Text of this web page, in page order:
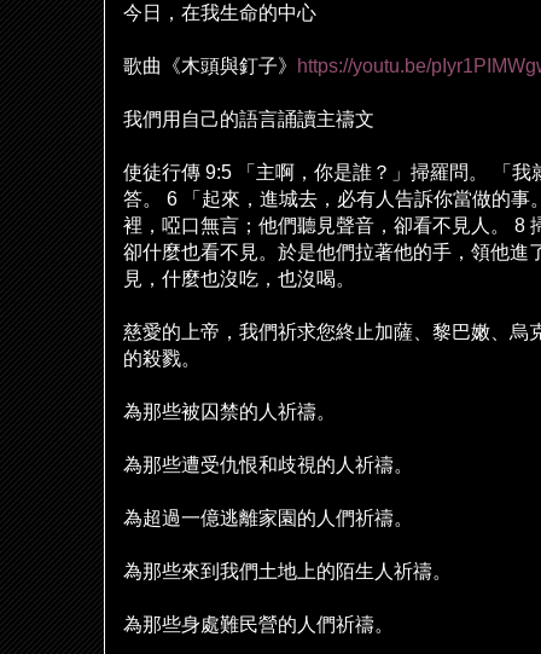
今日，在我生命的中心
歌曲《木頭與釘子》 https://youtu.be/
我們用自己的語言誦讀主禱文
使徒行傳 9:5 「主啊，你是誰？」掃羅問。
「
答。
6
「起來，進城去，必有人告訴你當做的事
裡，啞口無言；他們聽見聲音，卻看不見人。
8
卻什麼也看不見。於是他們拉著他的手，領他進
見，什麼也沒吃，也沒喝。
慈愛的上帝，我們祈求您終止加薩、黎巴嫩、烏
的殺戮。
為那些被囚禁的人祈禱。
為那些遭受仇恨和歧視的人祈禱。
為超過一億逃離家園的人們祈禱。
為那些來到我們土地上的陌生人祈禱。
為那些身處難民營的人們祈禱。